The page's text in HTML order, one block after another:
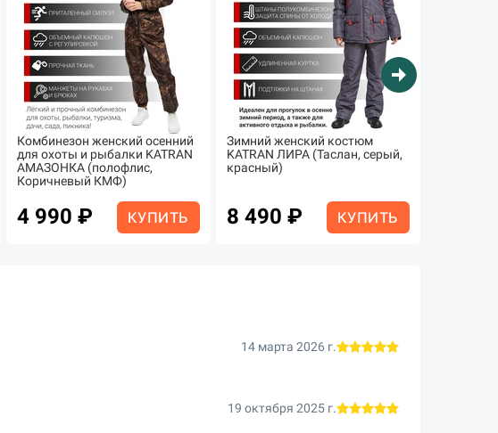
Комбинезон женский осенний
для охоты и рыбалки KATRAN
АМАЗОНКА (полофлис,
Коричневый КМФ)
4 990 ₽ КУПИТЬ
Зимний женский костюм
KATRAN ЛИРА (Таслан, серый,
красный)
8 490 ₽ КУПИТЬ
arrow_circle_right
14 марта 2026 г.
19 октября 2025 г.